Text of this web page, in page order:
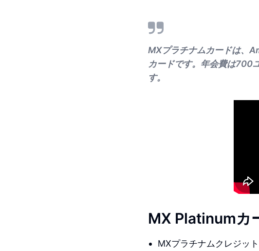
MXプラチナムカードは、
カードです。年会費は700
す。
MX Platinumカ
MXプラチナムクレジッ